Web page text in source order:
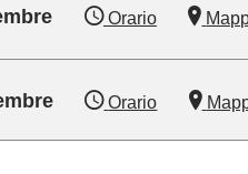
Orario
Orario